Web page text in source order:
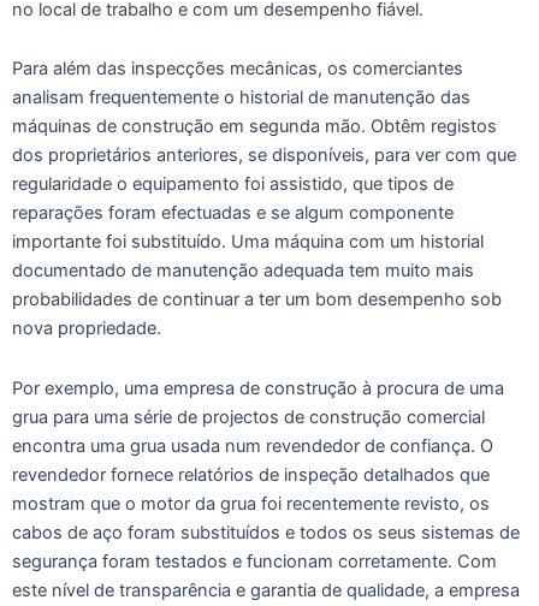
no local de trabalho e com um desempenho fiável.
Para além das inspecções mecânicas, os comerciantes
analisam frequentemente o historial de manutenção das
máquinas de construção em segunda mão. Obtêm registos
dos proprietários anteriores, se disponíveis, para ver com que
regularidade o equipamento foi assistido, que tipos de
reparações foram efectuadas e se algum componente
importante foi substituído. Uma máquina com um historial
documentado de manutenção adequada tem muito mais
probabilidades de continuar a ter um bom desempenho sob
nova propriedade.
Por exemplo, uma empresa de construção à procura de uma
grua para uma série de projectos de construção comercial
encontra uma grua usada num revendedor de confiança. O
revendedor fornece relatórios de inspeção detalhados que
mostram que o motor da grua foi recentemente revisto, os
cabos de aço foram substituídos e todos os seus sistemas de
segurança foram testados e funcionam corretamente. Com
este nível de transparência e garantia de qualidade, a empresa